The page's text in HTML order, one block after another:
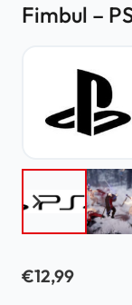
Fimbul –
€12,99